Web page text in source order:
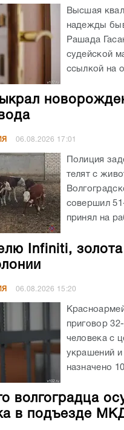
Высшая
надежды
Рашада
судейской
ссылкой на
06.08.2026 17:01
Полиция
телят с
совершил
принял на
Infiniti,
06.08.2026 15:20
приговор
человека с
украшений
назначено
волгоградца
в подъезде